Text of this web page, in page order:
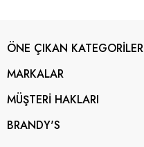
ÖNE ÇIKAN KATEGORİLER
MARKALAR
MÜŞTERİ HAKLARI
BRANDY'S